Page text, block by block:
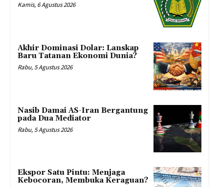
Kamis, 6 Agustus 2026
Akhir Dominasi Dolar: Lanskap
Baru Tatanan Ekonomi Dunia?
Rabu, 5 Agustus 2026
Nasib Damai AS-Iran Bergantung
pada Dua Mediator
Rabu, 5 Agustus 2026
Ekspor Satu Pintu: Menjaga
Kebocoran, Membuka Keraguan?